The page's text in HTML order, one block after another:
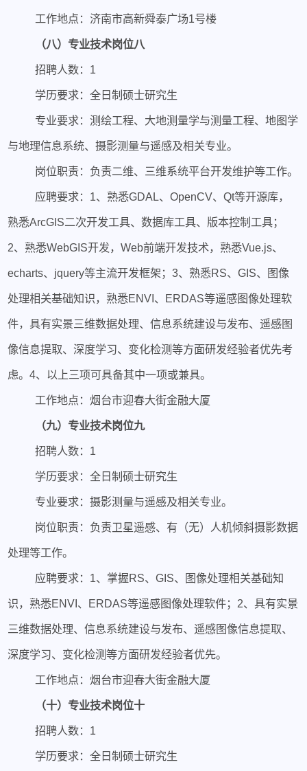
工作地点：济南市高新舜泰广场1号楼
（八）专业技术岗位八
招聘人数：1
学历要求：全日制硕士研究生
专业要求：测绘工程、大地测量学与测量工程、地图学
与地理信息系统、摄影测量与遥感及相关专业。
岗位职责：负责二维、三维系统平台开发维护等工作。
应聘要求：1、熟悉GDAL、OpenCV、Qt等开源库，
熟悉ArcGIS二次开发工具、数据库工具、版本控制工具；
2、熟悉WebGIS开发，Web前端开发技术，熟悉Vue.js、
echarts、jquery等主流开发框架；3、熟悉RS、GIS、图像
处理相关基础知识，熟悉ENVI、ERDAS等遥感图像处理软
件，具有实景三维数据处理、信息系统建设与发布、遥感图
像信息提取、深度学习、变化检测等方面研发经验者优先考
虑。4、以上三项可具备其中一项或兼具。
工作地点：烟台市迎春大街金融大厦
（九）专业技术岗位九
招聘人数：1
学历要求：全日制硕士研究生
专业要求：摄影测量与遥感及相关专业。
岗位职责：负责卫星遥感、有（无）人机倾斜摄影数据
处理等工作。
应聘要求：1、掌握RS、GIS、图像处理相关基础知
识，熟悉ENVI、ERDAS等遥感图像处理软件；2、具有实景
三维数据处理、信息系统建设与发布、遥感图像信息提取、
深度学习、变化检测等方面研发经验者优先。
工作地点：烟台市迎春大街金融大厦
（十）专业技术岗位十
招聘人数：1
学历要求：全日制硕士研究生